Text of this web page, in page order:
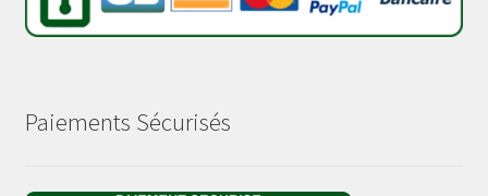
Paiements Sécurisés